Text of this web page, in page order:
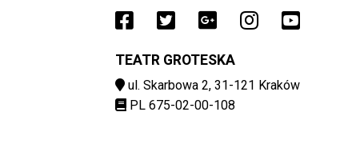
Facebook(otwiera sie w
() Twitter (otwiera sie
() Google Plus
() Instagram
() ()
TEATR GROTESKA
ul. Skarbowa 2, 31-121 Kraków
PL 675-02-00-108